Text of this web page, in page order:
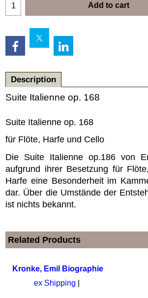
Add to cart
Description
Suite Italienne op. 168
Suite Italienne op. 168
für Flöte, Harfe und Cello
Die Suite Italienne op.186 von
aufgrund ihrer Besetzung für
Harfe eine Besonderheit im
dar. Über die Umstände der
ist nichts bekannt.
Related Products
Kronke, Emil Biographie
ex Shipping